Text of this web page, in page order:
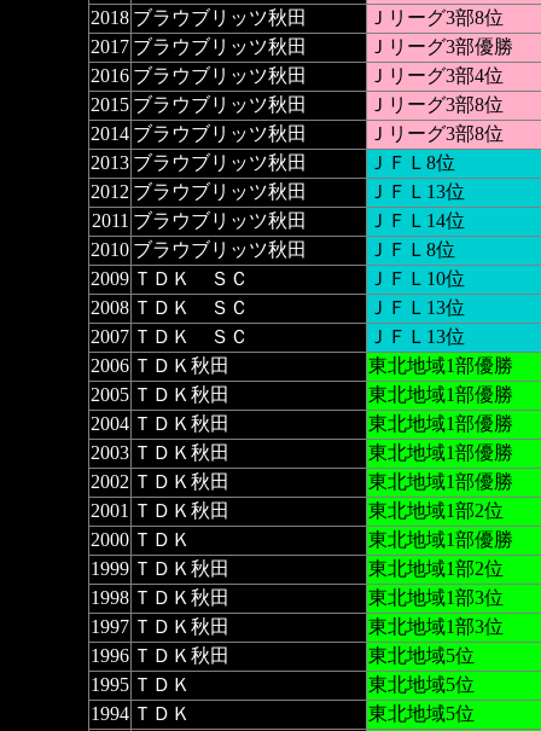
2018 ブラウブリッツ秋田
Ｊリーグ3部8位
2017 ブラウブリッツ秋田
Ｊリーグ3部優勝
2016 ブラウブリッツ秋田
Ｊリーグ3部4位
2015 ブラウブリッツ秋田
Ｊリーグ3部8位
2014 ブラウブリッツ秋田
Ｊリーグ3部8位
2013 ブラウブリッツ秋田
ＪＦＬ8位
2012 ブラウブリッツ秋田
ＪＦＬ13位
2011 ブラウブリッツ秋田
ＪＦＬ14位
2010 ブラウブリッツ秋田
ＪＦＬ8位
2009 ＴＤＫ ＳＣ
ＪＦＬ10位
2008 ＴＤＫ ＳＣ
ＪＦＬ13位
2007 ＴＤＫ ＳＣ
ＪＦＬ13位
2006 ＴＤＫ秋田
東北地域1部優勝
2005 ＴＤＫ秋田
東北地域1部優勝
2004 ＴＤＫ秋田
東北地域1部優勝
2003 ＴＤＫ秋田
東北地域1部優勝
2002 ＴＤＫ秋田
東北地域1部優勝
2001 ＴＤＫ秋田
東北地域1部2位
2000 ＴＤＫ
東北地域1部優勝
1999 ＴＤＫ秋田
東北地域1部2位
1998 ＴＤＫ秋田
東北地域1部3位
1997 ＴＤＫ秋田
東北地域1部3位
1996 ＴＤＫ秋田
東北地域5位
1995 ＴＤＫ
東北地域5位
1994 ＴＤＫ
東北地域5位